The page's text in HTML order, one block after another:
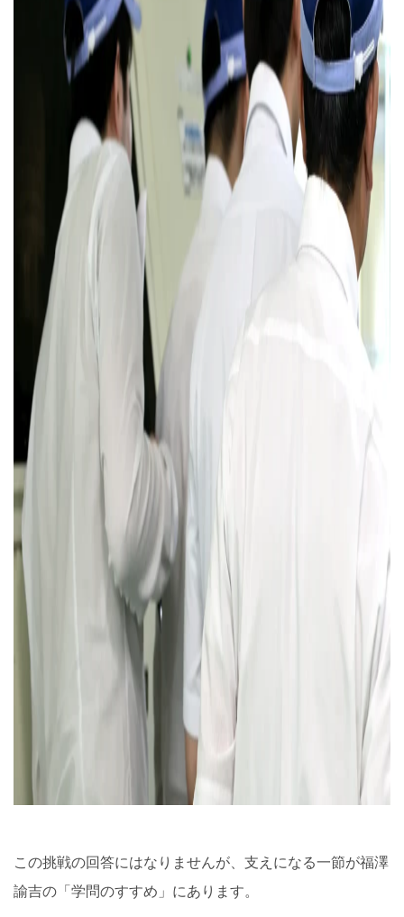
この挑戦の回答にはなりませんが、支えになる一節が福澤
諭吉の「学問のすすめ」にあります。